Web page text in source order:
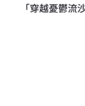
「穿越憂鬱